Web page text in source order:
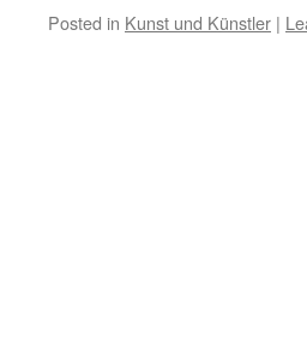
Posted in Kunst und Künstler |